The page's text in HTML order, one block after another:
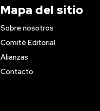
Mapa del sitio
Sobre nosotros
Comité Editorial
Alianzas
Contacto